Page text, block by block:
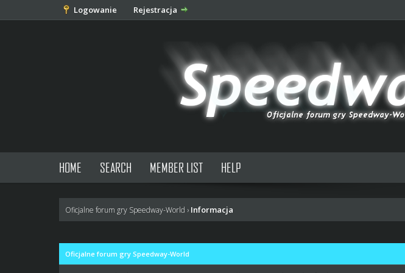
Logowanie Rejestracja
HOME SEARCH MEMBER LIST HELP
Oficjalne forum gry Speedway-World › Informacja
Oficjalne forum gry Speedway-World